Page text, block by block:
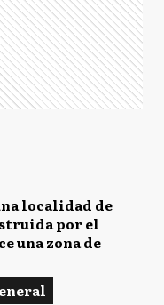
localidad de
por el
una zona de